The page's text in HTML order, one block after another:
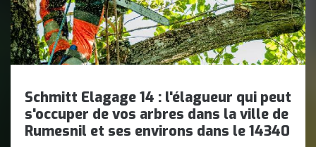
Schmitt Elagage 14 : l'élagueur qui peut
s'occuper de vos arbres dans la ville de
Rumesnil et ses environs dans le 14340